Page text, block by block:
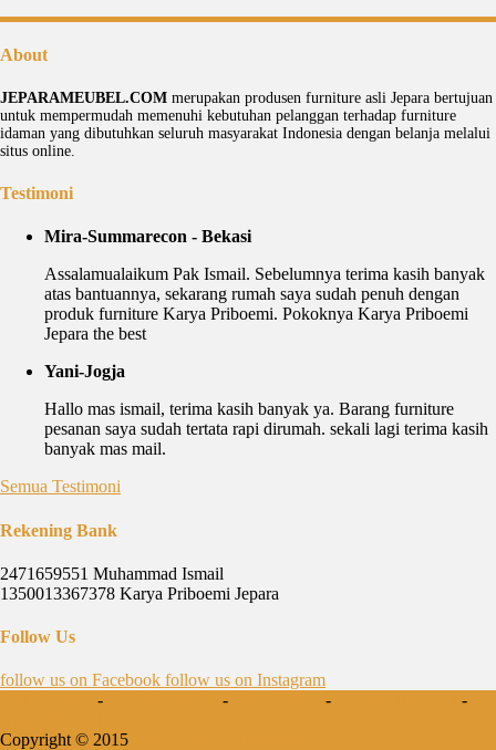
About
JEPARAMEUBEL.COM merupakan produsen furniture asli Jepara bertujuan
untuk mempermudah memenuhi kebutuhan pelanggan terhadap furniture
idaman yang dibutuhkan seluruh masyarakat Indonesia dengan belanja melalui
situs online.
Testimoni
Mira-Summarecon - Bekasi
Assalamualaikum Pak Ismail. Sebelumnya terima kasih banyak
atas bantuannya, sekarang rumah saya sudah penuh dengan
produk furniture Karya Priboemi. Pokoknya Karya Priboemi
Jepara the best
Yani-Jogja
Hallo mas ismail, terima kasih banyak ya. Barang furniture
pesanan saya sudah tertata rapi dirumah. sekali lagi terima kasih
banyak mas mail.
Semua Testimoni
Rekening Bank
2471659551 Muhammad Ismail
1350013367378 Karya Priboemi Jepara
Follow Us
follow us on Facebook follow us on Instagram
- - -
-
Copyright © 2015